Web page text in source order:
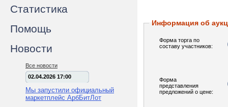
Статистика
Помощь
Новости
Все новости
02.04.2026 17:00
Мы запустили официальный
маркетплейс АрбБитЛот
Информация об
Форма торга по
составу участников:
Форма
представления
предложений о цене: